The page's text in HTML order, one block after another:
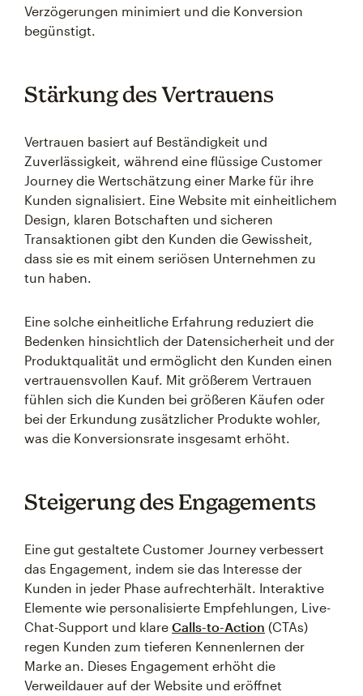
Verzögerungen minimiert und die Konversion
begünstigt.
Stärkung des Vertrauens
Vertrauen basiert auf Beständigkeit und
Zuverlässigkeit, während eine flüssige Customer
Journey die Wertschätzung einer Marke für ihre
Kunden signalisiert. Eine Website mit einheitlichem
Design, klaren Botschaften und sicheren
Transaktionen gibt den Kunden die Gewissheit,
dass sie es mit einem seriösen Unternehmen zu
tun haben.
Eine solche einheitliche Erfahrung reduziert die
Bedenken hinsichtlich der Datensicherheit und der
Produktqualität und ermöglicht den Kunden einen
vertrauensvollen Kauf. Mit größerem Vertrauen
fühlen sich die Kunden bei größeren Käufen oder
bei der Erkundung zusätzlicher Produkte wohler,
was die Konversionsrate insgesamt erhöht.
Steigerung des Engagements
Eine gut gestaltete Customer Journey verbessert
das Engagement, indem sie das Interesse der
Kunden in jeder Phase aufrechterhält. Interaktive
Elemente wie personalisierte Empfehlungen, Live-
Chat-Support und klare Calls-to-Action (CTAs)
regen Kunden zum tieferen Kennenlernen der
Marke an. Dieses Engagement erhöht die
Verweildauer auf der Website und eröffnet